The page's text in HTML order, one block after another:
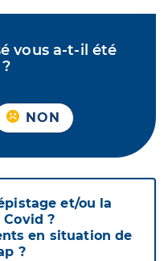
vous a-t-il été
NON
et/ou la
?
en situation de
?